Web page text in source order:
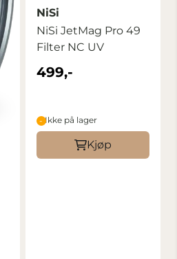
NiSi
NiSi JetMag Pro 49
Filter NC UV
499,-
Ikke på lager
Kjøp